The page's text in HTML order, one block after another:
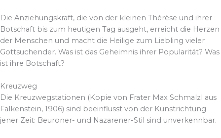
Die Anziehungskraft, die von der kleinen Thérèse und ihrer
Botschaft bis zum heutigen Tag ausgeht, erreicht die Herzen
der Menschen und macht die Heilige zum Liebling vieler
Gottsuchender. Was ist das Geheimnis ihrer Popularität? Was
ist ihre Botschaft?
Kreuzweg
Die Kreuzwegstationen (Kopie von Frater Max Schmalzl aus
Falkenstein, 1906) sind beeinflusst von der Kunstrichtung
jener Zeit: Beuroner- und Nazarener-Stil sind unverkennbar.